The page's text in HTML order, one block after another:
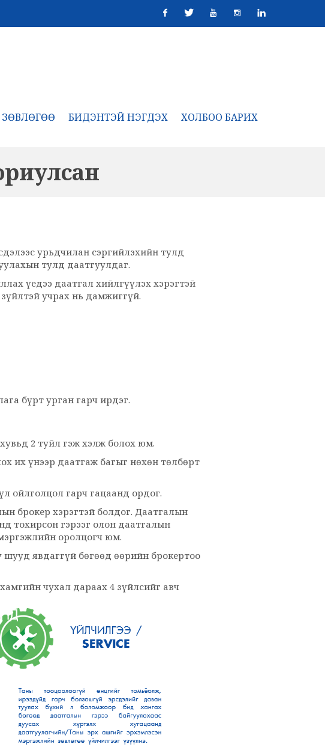
БИДЭНТЭЙ НЭГДЭХ ХОЛБОО БАРИХ
урьдчилан сэргийлэхийн тулд
тулд даатгуулдаг.
үедээ даатгал хийлгүүлэх хэрэгтэй
учрах нь дамжиггүй.
бүрт урган гарч ирдэг.
2 туйл гэж хэлж болох юм.
их үнээр даатгаж багыг нөхөн төлбөрт
ойлголцол гарч гацаанд ордог.
брокер хэрэгтэй болдог. Даатгалын
тохирсон гэрээг олон даатгалын
оролцогч юм.
явдаггүй бөгөөд өөрийн брокертоо
чухал дараах 4 зүйлсийг авч